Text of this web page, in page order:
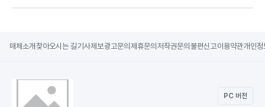
매체소개 찾아오시는 길기사제보광고문의 제휴문의 저작권문의 불편신고이용약관개인정
PC 버전